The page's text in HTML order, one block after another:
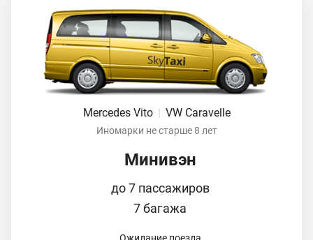
Mercedes Vito VW Caravelle
Иномарки не старше 8 лет
Минивэн
до 7 пассажиров
7 багажа